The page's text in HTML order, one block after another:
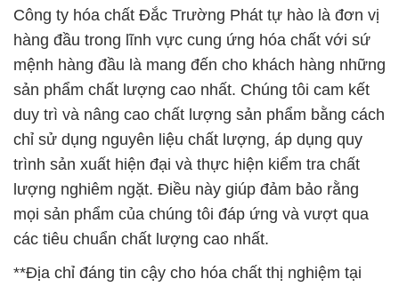
Công ty hóa chất Đắc Trường Phát tự hào là đơn vị
hàng đầu trong lĩnh vực cung ứng hóa chất với sứ
mệnh hàng đầu là mang đến cho khách hàng những
sản phẩm chất lượng cao nhất. Chúng tôi cam kết
duy trì và nâng cao chất lượng sản phẩm bằng cách
chỉ sử dụng nguyên liệu chất lượng, áp dụng quy
trình sản xuất hiện đại và thực hiện kiểm tra chất
lượng nghiêm ngặt. Điều này giúp đảm bảo rằng
mọi sản phẩm của chúng tôi đáp ứng và vượt qua
các tiêu chuẩn chất lượng cao nhất.
**Địa chỉ đáng tin cậy cho hóa chất thị nghiệm tại